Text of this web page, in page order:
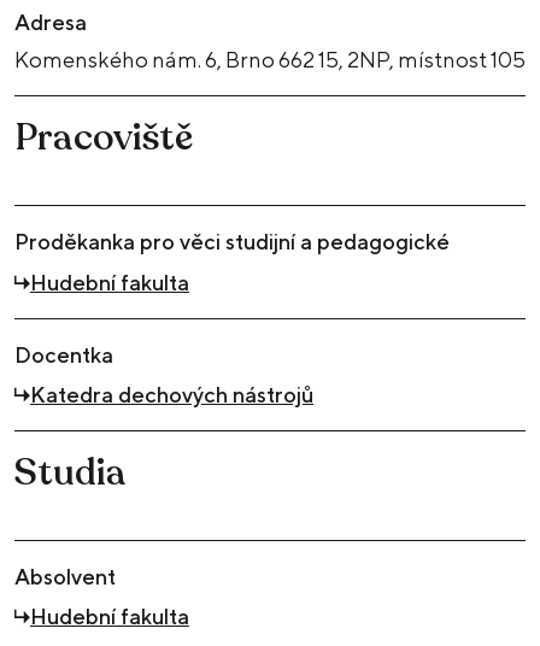
Adresa
Komenského nám. 6, Brno 662 15, 2NP, místnost 105
Pracoviště
Proděkanka pro věci studijní a pedagogické
Hudební fakulta
Docentka
Katedra dechových nástrojů
Studia
Absolvent
Hudební fakulta